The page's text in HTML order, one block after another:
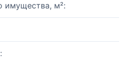
имущества, м²: